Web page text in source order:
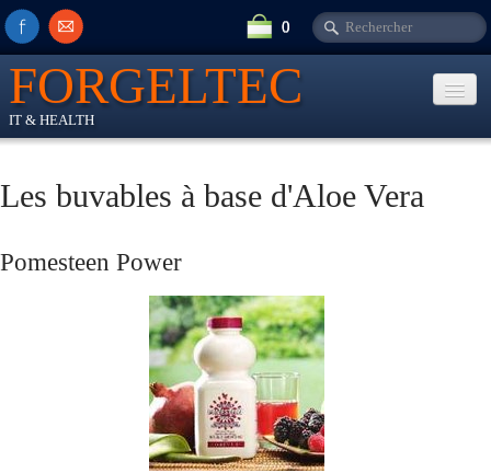
0
FORGELTEC
IT & HEALTH
Aloe Vera Forever▼
Les buvables à base d'Aloe Vera
Pomesteen Power